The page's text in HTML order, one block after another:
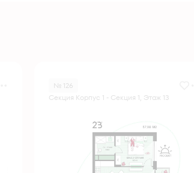
№ 126
Секция Корпус 1 - Секция 1, Этаж 13